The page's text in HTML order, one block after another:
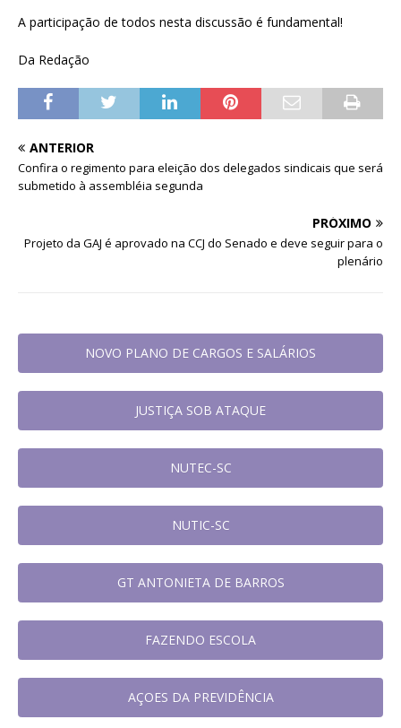
A participação de todos nesta discussão é fundamental!
Da Redação
ANTERIOR
Confira o regimento para eleição dos delegados sindicais que será
submetido à assembléia segunda
PRÓXIMO
Projeto da GAJ é aprovado na CCJ do Senado e deve seguir para o
plenário
NOVO PLANO DE CARGOS E SALÁRIOS
JUSTIÇA SOB ATAQUE
NUTEC-SC
NUTIC-SC
GT ANTONIETA DE BARROS
FAZENDO ESCOLA
AÇOES DA PREVIDÊNCIA